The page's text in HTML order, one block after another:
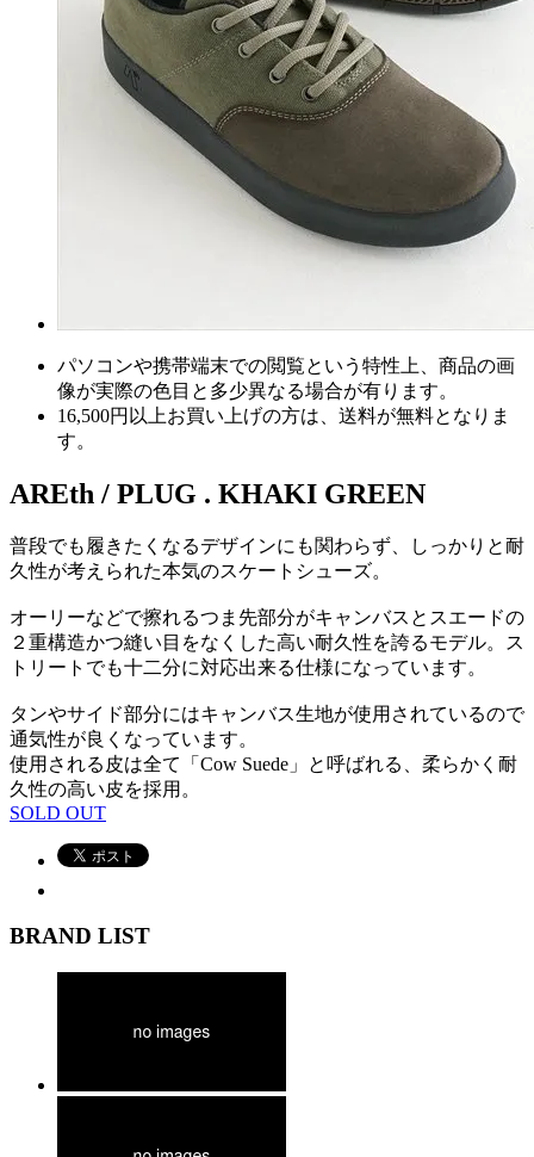
パソコンや携帯端末での閲覧という特性上、商品の画
像が実際の色目と多少異なる場合が有ります。
16,500円以上お買い上げの方は、 送料が無料となりま
す。
AREth / PLUG . KHAKI GREEN
普段でも履きたくなるデザインにも関わらず、しっかりと耐
久性が考えられた本気のスケートシューズ。
オーリーなどで擦れるつま先部分がキャンバスとスエードの
２重構造かつ縫い目をなくした高い耐久性を誇るモデル。ス
トリートでも十二分に対応出来る仕様になっています。
タンやサイド部分にはキャンバス生地が使用されているので
通気性が良くなっています。
使用される皮は全て「Cow Suede」と呼ばれる、柔らかく耐
久性の高い皮を採用。
SOLD OUT
BRAND LIST